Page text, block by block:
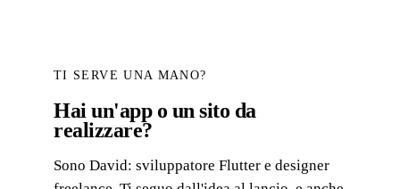
TI SERVE UNA MANO?
Hai un'app o un sito da
realizzare?
Sono David: sviluppatore Flutter e designer